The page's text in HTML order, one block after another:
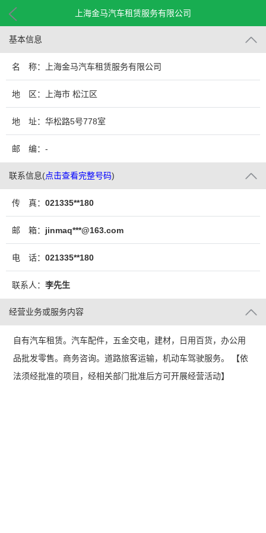
上海金马汽车租赁服务有限公司
基本信息
名 称：上海金马汽车租赁服务有限公司
地 区：上海市 松江区
地 址：华松路5号778室
邮 编：-
联系信息(点击查看完整号码)
传 真： 021335**180
邮 箱： jinmaq***@163.com
电 话： 021335**180
联系人： 李先生
经营业务或服务内容
自有汽车租赁。汽车配件，五金交电，建材，日用百货，办公用
品批发零售。商务咨询。道路旅客运输，机动车驾驶服务。 【依
法须经批准的项目，经相关部门批准后方可开展经营活动】